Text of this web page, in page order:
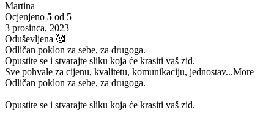
Martina
Ocjenjeno 5 od 5
3 prosinca, 2023
Oduševljena 🥰
Odličan poklon za sebe, za drugoga.
Opustite se i stvarajte sliku koja će krasiti vaš zid.
Sve pohvale za cijenu, kvalitetu, komunikaciju, jednostav...More
Odličan poklon za sebe, za drugoga.
Opustite se i stvarajte sliku koja će krasiti vaš zid.